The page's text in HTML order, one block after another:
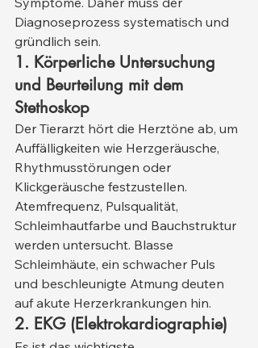
Diagnoseprozess systematisch und
gründlich sein.
1. Körperliche Untersuchung
und Beurteilung mit dem
Stethoskop
Der Tierarzt hört die Herztöne ab, um
Auffälligkeiten wie Herzgeräusche,
Rhythmusstörungen oder
Klickgeräusche festzustellen.
Atemfrequenz, Pulsqualität,
Schleimhautfarbe und Bauchstruktur
werden untersucht. Blasse
Schleimhäute, ein schwacher Puls
und beschleunigte Atmung deuten
auf akute Herzerkrankungen hin.
2. EKG (Elektrokardiographie)